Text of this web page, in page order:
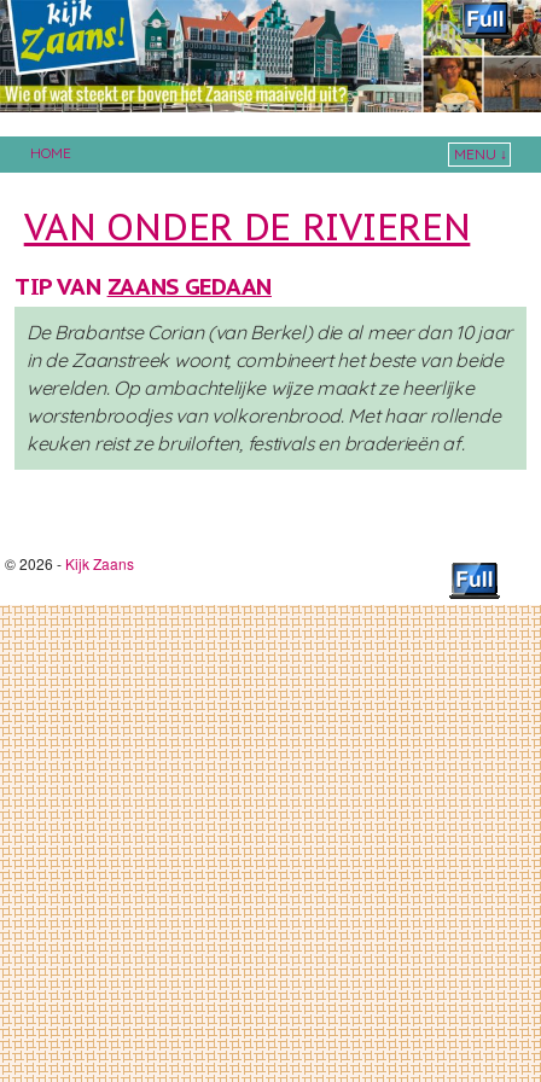
HOME
MENU ↓
VAN ONDER DE RIVIEREN
TIP VAN ZAANS GEDAAN
De Brabantse Corian (van Berkel) die al meer dan 10 jaar
in de Zaanstreek woont, combineert het beste van beide
werelden. Op ambachtelijke wijze maakt ze heerlijke
worstenbroodjes van volkorenbrood. Met haar rollende
keuken reist ze bruiloften, festivals en braderieën af.
© 2026 - Kijk Zaans